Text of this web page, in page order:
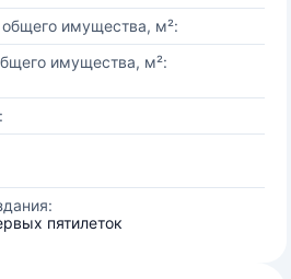
имущества, м²:
имущества, м²:
пятилеток